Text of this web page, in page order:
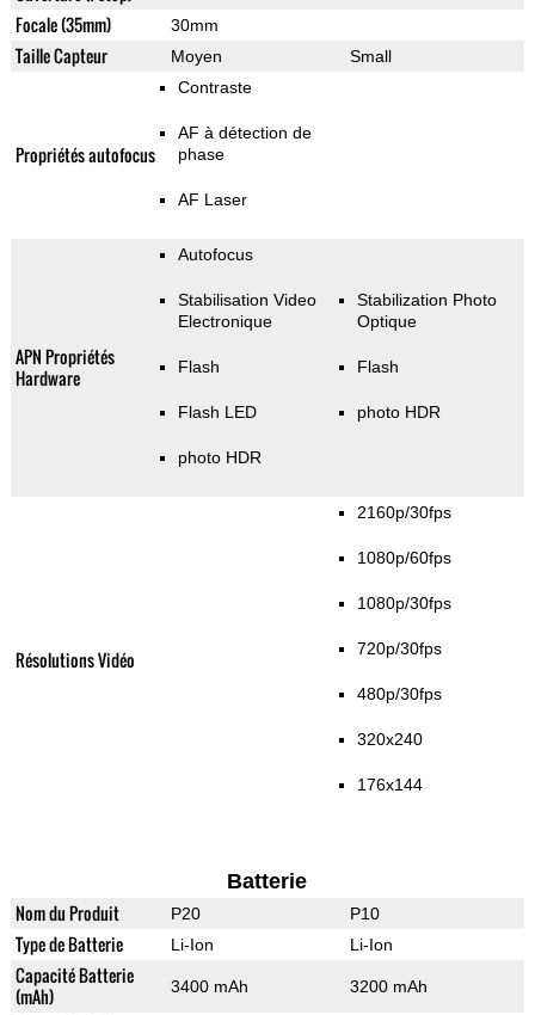
Focale (35mm) 30mm
Taille Capteur Moyen Small
Propriétés autofocus
Contraste
AF à détection de
phase
AF Laser
APN Propriétés
Hardware
Autofocus
Stabilisation Video
Electronique
Flash
Flash LED
photo HDR
Stabilization Photo
Optique
Flash
photo HDR
Résolutions Vidéo
2160p/30fps
1080p/60fps
1080p/30fps
720p/30fps
480p/30fps
320x240
176x144
Batterie
Nom du Produit P20 P10
Type de Batterie Li-Ion Li-Ion
Capacité Batterie
(mAh)
3400 mAh 3200 mAh